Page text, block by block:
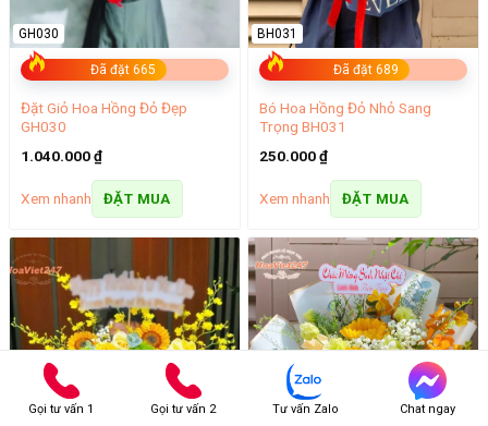
Đã đặt 665
GH030
Đặt Giỏ Hoa Hồng Đỏ Đẹp
GH030
1.040.000₫
Xem nhanh ĐẶT MUA
Đã đặt 689
BH031
Bó Hoa Hồng Đỏ Nhỏ Sang
Trọng BH031
250.000₫
Xem nhanh ĐẶT MUA
Gọi tư vấn 1 Gọi tư vấn 2 Tư vấn Zalo Chat ngay